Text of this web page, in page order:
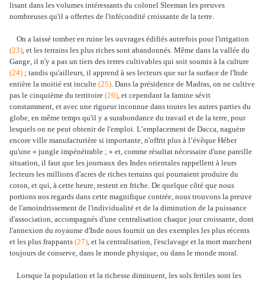
lisant dans les volumes intéressants du colonel Sleeman les preuves
nombreuses qu'il a offertes de l'infécondité croissante de la terre.
On a laissé tomber en ruine les ouvrages édifiés autrefois pour l'irrigation
(23), et les terrains les plus riches sont abandonnés. Même dans la vallée du
Gange, il n'y a pas un tiers des terres cultivables qui soit soumis à la culture
(24) ; tandis qu'ailleurs, il apprend à ses lecteurs que sur la surface de l'Inde
entière la moitié est inculte (25). Dans la présidence de Madras, on ne cultive
pas le cinquième du territoire (26), et cependant la famine sévit
constamment, et avec une rigueur inconnue dans toutes les autres parties du
globe, en même temps qu'il y a surabondance du travail et de la terre, pour
lesquels on ne peut obtenir de l'emploi. L’emplacement de Dacca, naguère
encore ville manufacturière si importante, n'offrit plus à l’évêque Héber
qu'une « jungle impénétrable ; » et, comme résultat nécessaire d'une pareille
situation, il faut que les journaux des Indes orientales rappellent à leurs
lecteurs les millions d'acres de riches terrains qui pourraient produire du
coton, et qui, à cette heure, restent en friche. De quelque côté que nous
portions nos regards dans cette magnifique contrée, nous trouvons la preuve
de l'amoindrissement de l'individualité et de la diminution de la puissance
d'association, accompagnés d'une centralisation chaque jour croissante, dont
l'annexion du royaume d'Inde nous fournit un des exemples les plus récents
et les plus frappants (27), et la centralisation, l'esclavage et la mort marchent
toujours de conserve, dans le monde physique, ou dans le monde moral.
Lorsque la population et la richesse diminuent, les sols fertiles sont les